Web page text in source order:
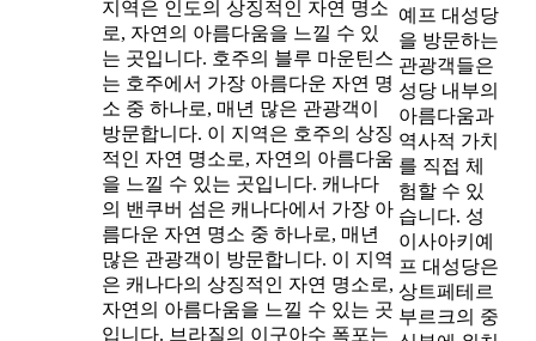
지역은 인도의 상징적인 자연 명소
로, 자연의 아름다움을 느낄 수 있
는 곳입니다. 호주의 블루 마운틴스
는 호주에서 가장 아름다운 자연 명
소 중 하나로, 매년 많은 관광객이
방문합니다. 이 지역은 호주의 상징
적인 자연 명소로, 자연의 아름다움
을 느낄 수 있는 곳입니다. 캐나다
의 밴쿠버 섬은 캐나다에서 가장 아
름다운 자연 명소 중 하나로, 매년
많은 관광객이 방문합니다. 이 지역
은 캐나다의 상징적인 자연 명소로,
자연의 아름다움을 느낄 수 있는 곳
입니다. 브라질의 이구아수 폭포는
예프 대성당
을 방문하는
관광객들은
성당 내부의
아름다움과
역사적 가치
를 직접 체
험할 수 있
습니다. 성
이사아키예
프 대성당은
상트페테르
부르크의 중